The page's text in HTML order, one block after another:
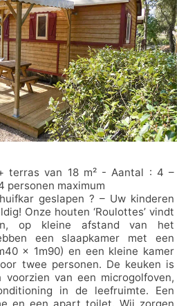
terras van 18 m² - Aantal : 4 –
personen maximum
geslapen ? – Uw kinderen
Onze houten ‘Roulottes’ vindt
op kleine afstand van het
een slaapkamer met een
x 1m90) en een kleine kamer
twee personen. De keuken is
van een microgolfoven,
in de leefruimte. Een